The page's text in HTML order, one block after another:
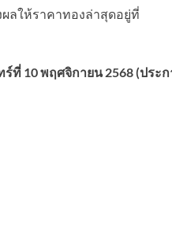
ผลให้ราคาทองล่าสุดอยู่ที่
ที่ 10 พฤศจิกายน 2568 (ประก